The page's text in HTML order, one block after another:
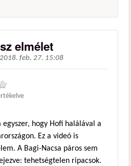
elmélet
2018. feb. 27. 15:08
hogy Hofi halálával a
Ez a videó is
A Bagi-Nacsa páros sem
tehetségtelen ripacsok.